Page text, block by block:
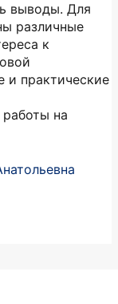
выводы. Для
различные
к
и практические
работы на